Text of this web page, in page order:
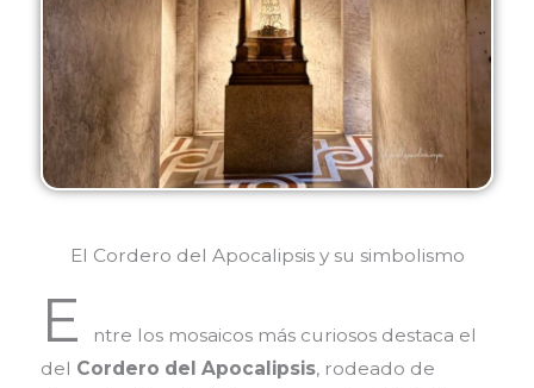
El Cordero del Apocalipsis y su simbolismo
E
ntre los mosaicos más curiosos destaca el
del Cordero del Apocalipsis, rodeado de